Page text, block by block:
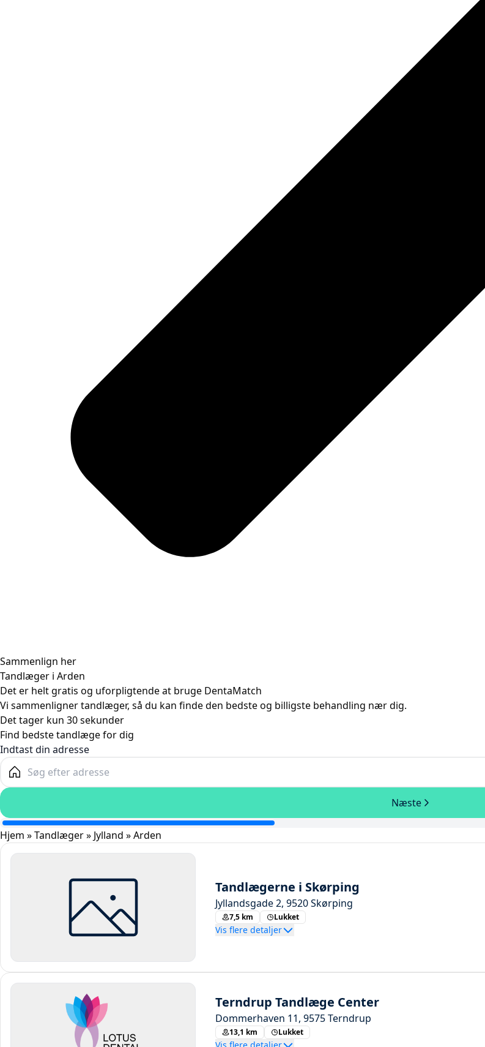
Sammenlign her
Tandlæger i Arden
Det er helt gratis og uforpligtende at bruge DentaMatch
Vi sammenligner tandlæger, så du kan finde den bedste og billigste behandling nær dig.
Det tager kun 30 sekunder​
Find bedste tandlæge for dig ​
Hjem »Tandlæger» Jylland »Arden